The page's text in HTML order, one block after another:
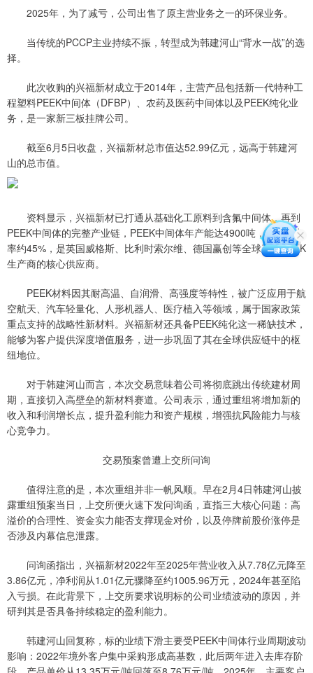
2025年，为了减亏，公司出售了原主营业务之一的环保业务。
当传统的PCCP主业持续不振，转型成为韩建河山“背水一战”的选
择。
此次收购的兴福新材成立于2014年，主营产品包括新一代特种工
程塑料PEEK中间体（DFBP）、农药及医药中间体以及PEEK纯化业
务，是一家新三板挂牌公司。
截至6月5日收盘，兴福新材总市值达52.99亿元，远高于韩建河
山的总市值。
资料显示，兴福新材已打通从基础化工原料到含氟中间体，再到
PEEK中间体的完整产业链，PEEK中间体年产能达4900吨，全球市占
率约45%，是英国威格斯、比利时索尔维、德国赢创等全球三大PEEK
生产商的核心供应商。
PEEK材料因其耐高温、自润滑、高强度等特性，被广泛应用于航
空航天、汽车轻量化、人形机器人、医疗植入等领域，属于国家政策
重点支持的战略性新材料。兴福新材还具备PEEK纯化这一稀缺技术，
能够为客户提供深度增值服务，进一步巩固了其在全球供应链中的枢
纽地位。
对于韩建河山而言，本次交易意味着公司将彻底跳出传统建材周
期，直接切入高壁垒的新材料赛道。公司表示，通过重组将增加新的
收入和利润增长点，提升盈利能力和资产规模，增强抗风险能力与核
心竞争力。
交易预案曾遭上交所问询
值得注意的是，本次重组并非一帆风顺。早在2月4日韩建河山披
露重组预案当日，上交所便火速下发问询函，直指三大核心问题：高
溢价的合理性、资金实力能否支撑现金对价，以及停牌前股价涨停是
否涉及内幕信息泄露。
问询函指出，兴福新材2022年至2025年营业收入从7.78亿元降至
3.86亿元，净利润从1.01亿元骤降至约1005.96万元，2024年甚至陷
入亏损。在此背景下，上交所要求说明标的公司业绩波动的原因，并
研判其是否具备持续稳定的盈利能力。
韩建河山回复称，标的业绩下滑主要受PEEK中间体行业周期波动
影响：2022年境外客户集中采购形成高基数，此后两年进入去库存阶